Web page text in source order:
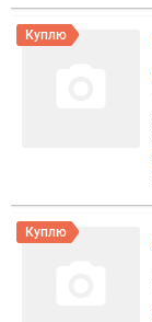
Куплю
Куплю